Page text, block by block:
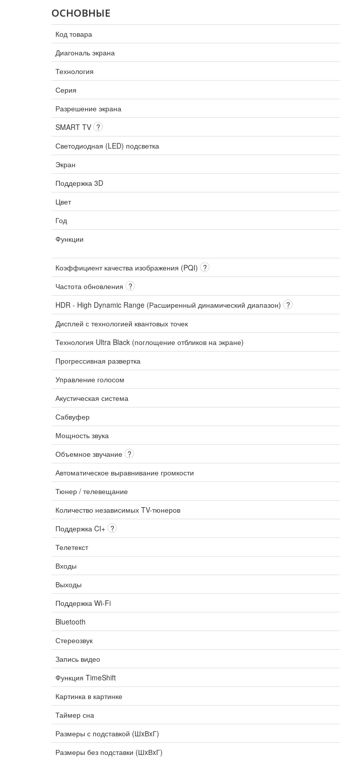
ОСНОВНЫЕ
Код товара
Диагональ экрана
Технология
Серия
Разрешение экрана
SMART TV ?
Светодиодная (LED) подсветка
Экран
Поддержка 3D
Цвет
Год
Функции
Коэффициент качества изображения (PQI) ?
Частота обновления ?
HDR - High Dynamic Range (Расширенный динамический диапазон) ?
Дисплей с технологией квантовых точек
Технология Ultra Black (поглощение отбликов на экране)
Прогрессивная развертка
Управление голосом
Акустическая система
Сабвуфер
Мощность звука
Объемное звучание ?
Автоматическое выравнивание громкости
Тюнер / телевещание
Количество независимых TV-тюнеров
Поддержка CI+ ?
Телетекст
Входы
Выходы
Поддержка Wi-Fi
Bluetooth
Стереозвук
Запись видео
Функция TimeShift
Картинка в картинке
Таймер сна
Размеры с подставкой (ШxВxГ)
Размеры без подставки (ШxВxГ)